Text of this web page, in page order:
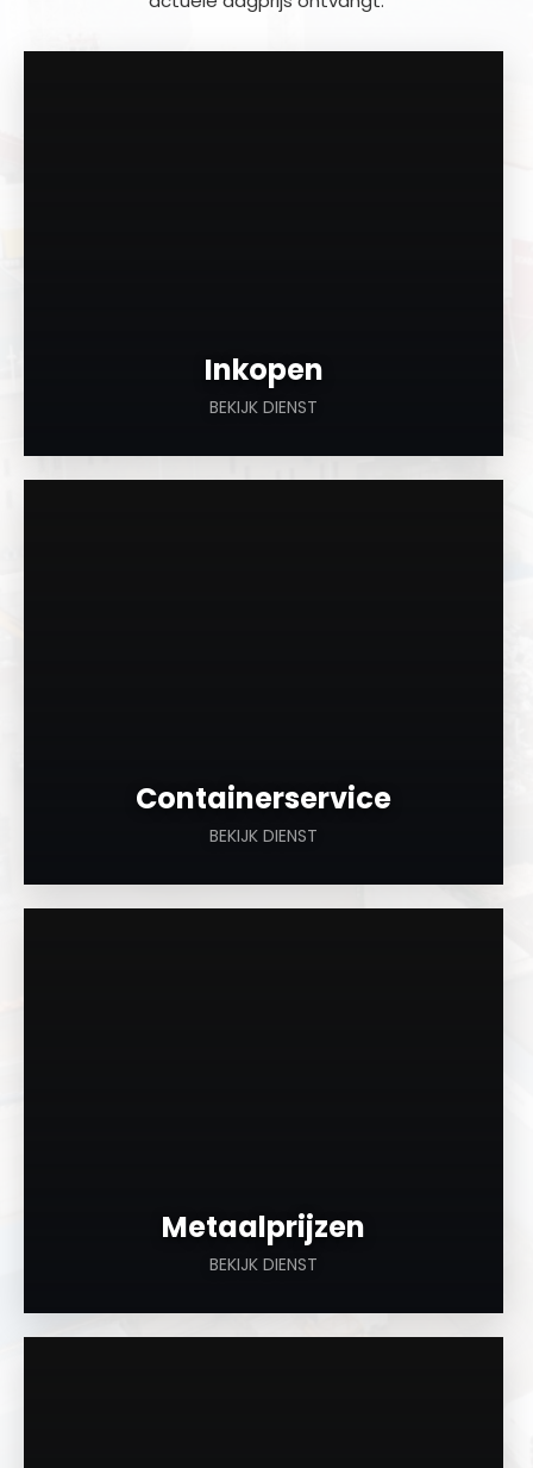
Inkopen
BEKIJK DIENST
Containerservice
BEKIJK DIENST
Metaalprijzen
BEKIJK DIENST